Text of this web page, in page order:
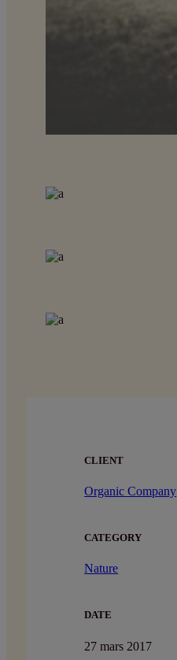
CLIENT
Organic Company
CATEGORY
Nature
DATE
27 mars 2017